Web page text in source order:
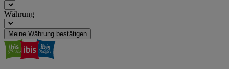
Währung
Meine Währung bestätigen